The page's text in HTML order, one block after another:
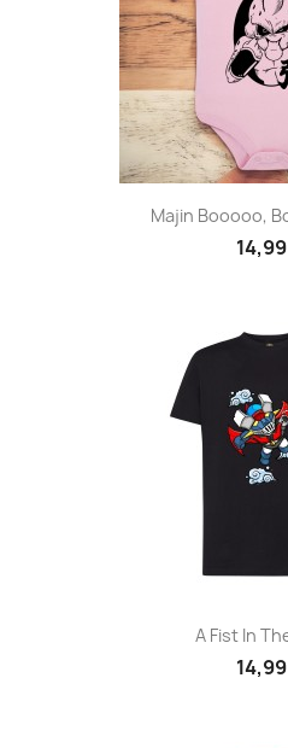
Majin Booooo,
A Fist In